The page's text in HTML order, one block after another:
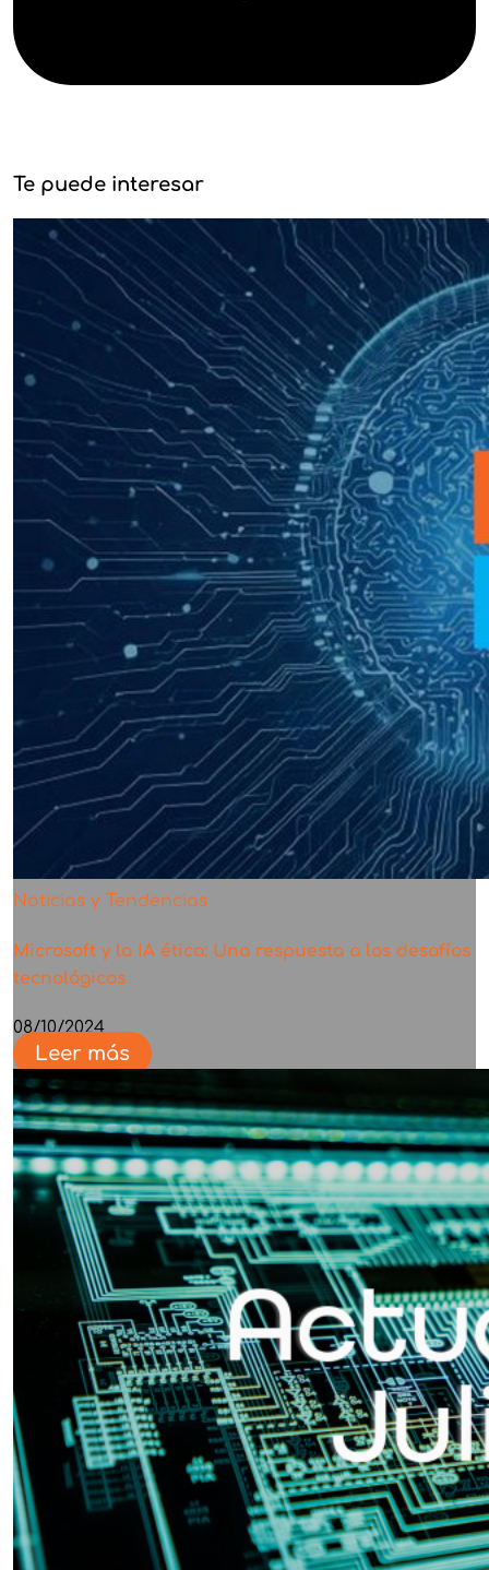
Te puede interesar
Noticias y Tendencias
Microsoft y la IA ética: Una respuesta a los desafíos
tecnológicos
08/10/2024
Leer más